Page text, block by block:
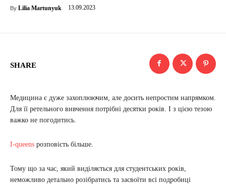
By Lilia Martunyuk 13.09.2023
SHARE
Медицина є дуже захоплюючим, але досить непростим напрямком.
Для її ретельного вивчення потрібні десятки років. І з цією тезою
важко не погодитись.
I-queens розповість більше.
Тому що за час, який виділяється для студентських років,
неможливо детально розібратись та засвоїти всі подробиці